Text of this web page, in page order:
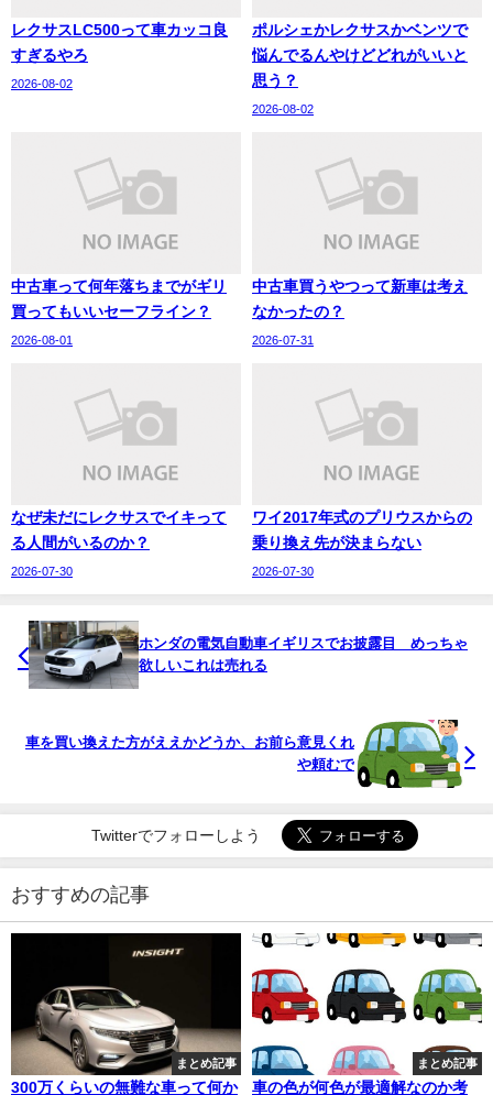
レクサスLC500って車カッコ良
すぎるやろ
2026-08-02
ポルシェかレクサスかベンツで
悩んでるんやけどどれがいいと
思う？
2026-08-02
中古車って何年落ちまでがギリ
買ってもいいセーフライン？
2026-08-01
中古車買うやつって新車は考え
なかったの？
2026-07-31
なぜ未だにレクサスでイキって
る人間がいるのか？
2026-07-30
ワイ2017年式のプリウスからの
乗り換え先が決まらない
2026-07-30
ホンダの電気自動車イギリスでお披露目 めっちゃ
欲しいこれは売れる
車を買い換えた方がええかどうか、お前ら意見くれ
や頼むで
Twitterでフォローしよう
おすすめの記事
まとめ記事
300万くらいの無難な車って何か
まとめ記事
車の色が何色が最適解なのか考